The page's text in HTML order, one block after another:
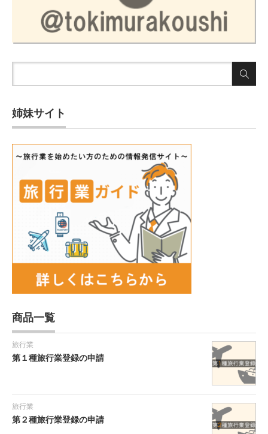
姉妹サイト
商品一覧
旅行業
第１種旅行業登録の申請
旅行業
第２種旅行業登録の申請